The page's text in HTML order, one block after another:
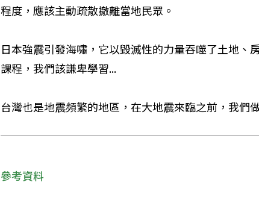
程度，應該主動疏散撤離當地民眾。
日本強震引發海嘯，它以毀滅性的力量吞噬了土地、
課程，我們該謙卑學習...
台灣也是地震頻繁的地區，在大地震來臨之前，我們
參考資料